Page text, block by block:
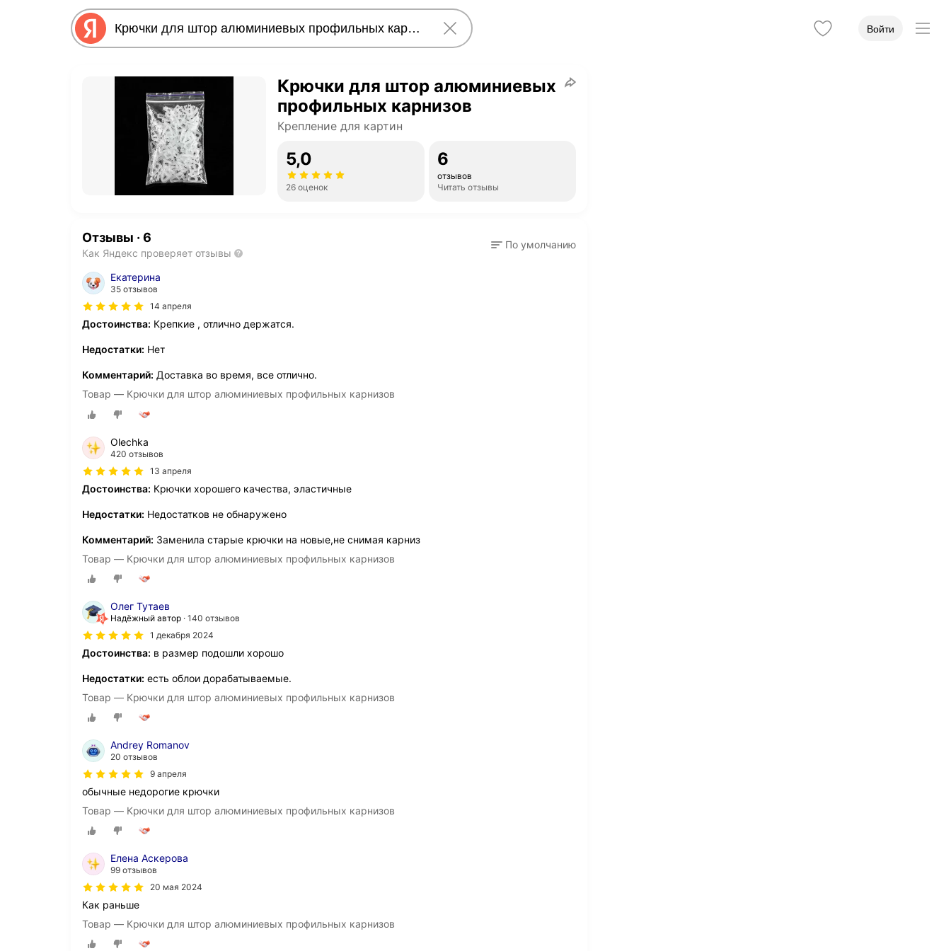
Войти
Крючки для штор алюминиевых
профильных карнизов
Крепление для картин
5,0
26 оценок
6
отзывов
Читать отзывы
Отзывы · 6
Как Яндекс проверяет отзывы
По умолчанию
Екатерина
35 отзывов
14 апреля
Достоинства: Крепкие , отлично держатся.
Недостатки: Нет
Комментарий: Доставка во время, все отлично.
Товар — Крючки для штор алюминиевых профильных карнизов
Olechka
420 отзывов
13 апреля
Достоинства: Крючки хорошего качества, эластичные
Недостатки: Недостатков не обнаружено
Комментарий: Заменила старые крючки на новые,не снимая карниз
Товар — Крючки для штор алюминиевых профильных карнизов
Олег Тутаев
Надёжный автор 140 отзывов
1 декабря 2024
Достоинства: в размер подошли хорошо
Недостатки: есть облои дорабатываемые.
Товар — Крючки для штор алюминиевых профильных карнизов
Andrey Romanov
20 отзывов
9 апреля
обычные недорогие крючки
Товар — Крючки для штор алюминиевых профильных карнизов
Елена Аскерова
99 отзывов
20 мая 2024
Как раньше
Товар — Крючки для штор алюминиевых профильных карнизов